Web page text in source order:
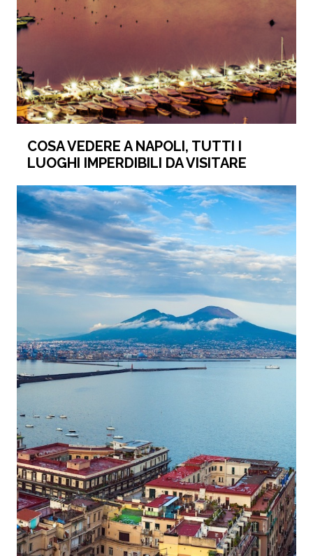
COSA VEDERE A NAPOLI, TUTTI I
LUOGHI IMPERDIBILI DA VISITARE